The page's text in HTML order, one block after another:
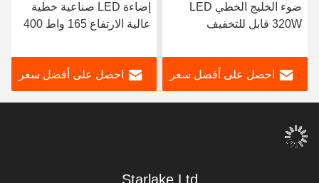
ضوء الخليج الخطي LED
320W قابل للتخفيف
احصل على أفضل سعر
إضاءة LED صناعية خطية
عالية الارتفاع 165 واط 400
وإضاءة بيضاء ساطعة 5000
كلفن مثالية للمستودعات
والإضاءة
احصل على أفضل سعر
Starlake Ltd